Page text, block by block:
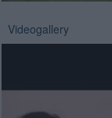
Videogallery